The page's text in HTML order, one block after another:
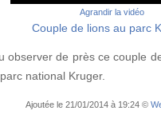
Agrandir la vidéo
Couple de lions au parc
observer de près ce couple
national Kruger.
Ajoutée le 21/01/2014 à 19:24 ©